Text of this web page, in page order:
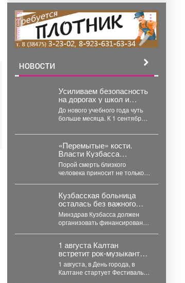
реклама
НОВОСТИ
Усиливаем безопасность
на дорогах у школ и
детсадов.
До нового учебного года чуть
больше месяца. К 1 сентября
расположенные...
«Перемытые» кости.
Власти Кузбасса
ответили на главные
вопросы про кладбища
Порой смерть близкого
человека приносит не только
Кузбасская больница
осталась без важного
оборудования – за это
ответил Минздрав
Минздрав Кузбасса должен
организовать финансирование
аппарата в больнице
Мариинска. ...
1 августа Калтан
встретит рок-музыкантов
на фестивале «Русское
лето»
1 августа, в День города, в
Калтане стартует Фестиваль